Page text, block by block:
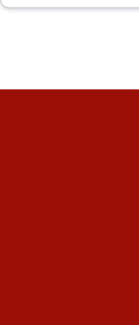
altid til efter